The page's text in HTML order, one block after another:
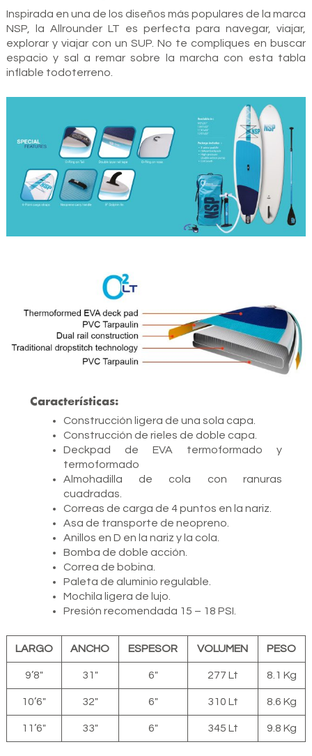
Inspirada en una de los diseños más populares de la marca
NSP, la Allrounder LT es perfecta para navegar, viajar,
explorar y viajar con un SUP. No te compliques en buscar
espacio y sal a remar sobre la marcha con esta tabla
inflable todoterreno.
Características:
Construcción ligera de una sola capa.
Construcción de rieles de doble capa.
Deckpad de EVA termoformado y
termoformado
Almohadilla de cola con ranuras
cuadradas.
Correas de carga de 4 puntos en la nariz.
Asa de transporte de neopreno.
Anillos en D en la nariz y la cola.
Bomba de doble acción.
Correa de bobina.
Paleta de aluminio regulable.
Mochila ligera de lujo.
Presión recomendada 15 – 18 PSI.
LARGO ANCHO ESPESOR VOLUMEN PESO
9’8″ 31″ 6″ 277 Lt 8.1 Kg
10’6″ 32″ 6″ 310 Lt 8.6 Kg
11’6″ 33″ 6″ 345 Lt 9.8 Kg